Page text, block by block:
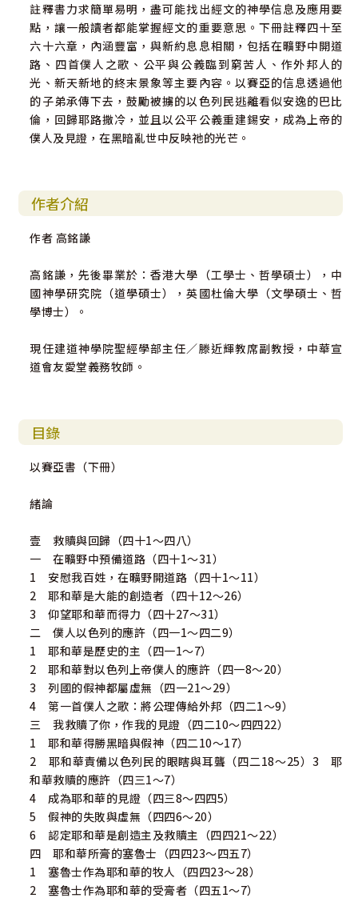
註釋書力求簡單易明，盡可能找出經文的神學信息及應用要
點，讓一般讀者都能掌握經文的重要意思。下冊註釋四十至
六十六章，內涵豐富，與新約息息相關，包括在曠野中開道
路、四首僕人之歌、公平與公義臨到窮苦人、作外邦人的
光、新天新地的終末景象等主要內容。以賽亞的信息透過他
的子弟承傳下去，鼓勵被擄的以色列民逃離看似安逸的巴比
倫，回歸耶路撒冷，並且以公平公義重建錫安，成為上帝的
僕人及見證，在黑暗亂世中反映祂的光芒。
作者介紹
作者 高銘謙
高銘謙，先後畢業於：香港大學（工學士、哲學碩士），中
國神學研究院（道學碩士），英國杜倫大學（文學碩士、哲
學博士）。
現任建道神學院聖經學部主任／滕近輝教席副教授，中華宣
道會友愛堂義務牧師。
目錄
以賽亞書（下冊）
緒論
壹 救贖與回歸（四十1～四八）
一 在曠野中預備道路（四十1～31）
1 安慰我百姓，在曠野開道路（四十1～11）
2 耶和華是大能的創造者（四十12～26）
3 仰望耶和華而得力（四十27～31）
二 僕人以色列的應許（四一1～四二9）
1 耶和華是歷史的主（四一1～7）
2 耶和華對以色列上帝僕人的應許（四一8～20）
3 列國的假神都屬虛無（四一21～29）
4 第一首僕人之歌：將公理傳給外邦（四二1～9）
三 我救贖了你，作我的見證（四二10～四四22）
1 耶和華得勝黑暗與假神（四二10～17）
2 耶和華責備以色列民的眼瞎與耳聾（四二18～25）3 耶
和華救贖的應許（四三1～7）
4 成為耶和華的見證（四三8～四四5）
5 假神的失敗與虛無（四四6～20）
6 認定耶和華是創造主及救贖主（四四21～22）
四 耶和華所膏的塞魯士（四四23～四五7）
1 塞魯士作為耶和華的牧人（四四23～28）
2 塞魯士作為耶和華的受膏者（四五1～7）